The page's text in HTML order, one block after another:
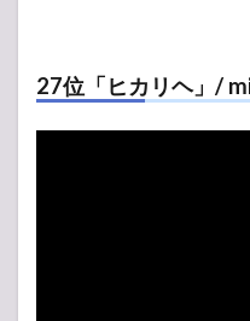
27位「ヒカリヘ」/